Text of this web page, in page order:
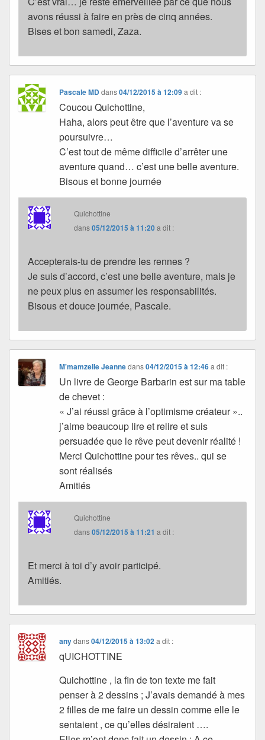
avons réussi à faire en près de cinq années.
Bises et bon samedi, Zaza.
Pascale MDdans04/12/2015 à 12:09 a dit :
Coucou Quichottine,
Haha, alors peut être que l’aventure va se
poursuivre…
C’est tout de même difficile d’arrêter une
aventure quand… c’est une belle aventure.
Bisous et bonne journée
Quichottine
dans05/12/2015 à 11:20a dit :
Accepterais-tu de prendre les rennes ?
Je suis d’accord, c’est une belle aventure, mais je
ne peux plus en assumer les responsabilités.
Bisous et douce journée, Pascale.
M'mamzelle Jeannedans04/12/2015 à 12:46 a dit :
Un livre de George Barbarin est sur ma table
de chevet :
« J’ai réussi grâce à l’optimisme créateur »..
j’aime beaucoup lire et relire et suis
persuadée que le rêve peut devenir réalité !
Merci Quichottine pour tes rêves.. qui se
sont réalisés
Amitiés
Quichottine
dans05/12/2015 à 11:21 a dit :
Et merci à toi d’y avoir participé.
Amitiés.
anydans04/12/2015 à 13:02 a dit :
qUICHOTTINE
Quichottine , la fin de ton texte me fait
penser à 2 dessins ; J’avais demandé à mes
2 filles de me faire un dessin comme elle le
sentaient , ce qu’elles désiraient ….